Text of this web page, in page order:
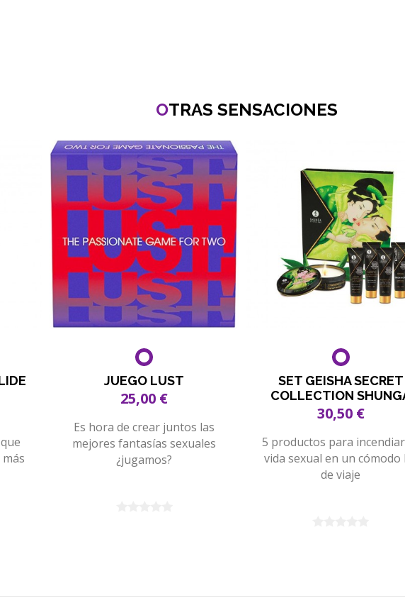
OTRAS SENSACIONES
JUEGO LUST
25,00 €
Es hora de crear juntos las
mejores fantasías sexuales
¿jugamos?
SET GEISHA SECRET
COLLECTION
30,50 €
5 productos para
vida sexual en un cómodo
de viaje